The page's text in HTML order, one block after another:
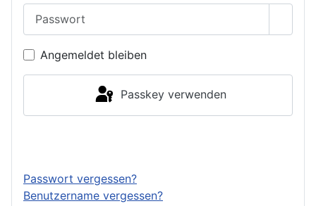
Angemeldet bleiben
Passkey verwenden
Passwort vergessen?
Benutzername vergessen?